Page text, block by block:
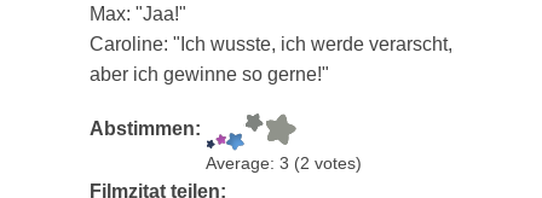
Max: "Jaa!"
Caroline: "Ich wusste, ich werde verarscht,
aber ich gewinne so gerne!"
Abstimmen:
Average: 3 (2 votes)
Filmzitat teilen: